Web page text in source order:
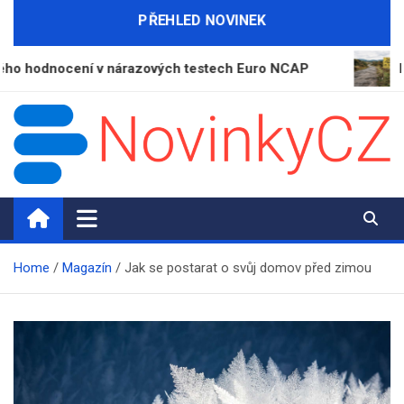
PŘEHLED NOVINEK
v nárazových testech Euro NCAP Kraje
NovinkyCZ.cz
Magazín novinek a informací
Home Magazín Jak se postarat o svůj domov před zimou